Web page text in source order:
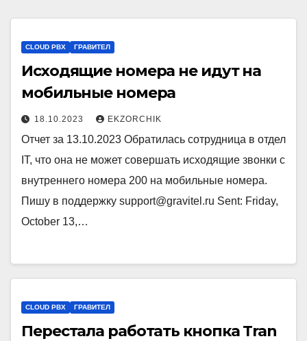
CLOUD PBX ГРАВИТЕЛ
Исходящие номера не идут на
мобильные номера
18.10.2023 EKZORCHIK
Отчет за 13.10.2023 Обратилась сотрудница в отдел
IT, что она не может совершать исходящие звонки с
внутреннего номера 200 на мобильные номера.
Пишу в поддержку support@gravitel.ru Sent: Friday,
October 13,…
CLOUD PBX ГРАВИТЕЛ
Перестала работать кнопка Tran